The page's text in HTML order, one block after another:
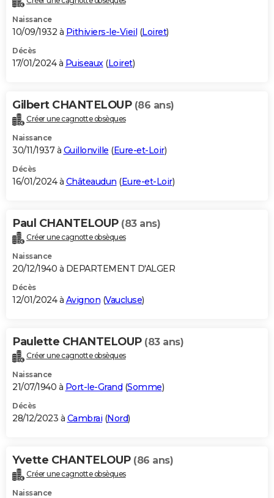
Naissance
10/09/1932 à Pithiviers-le-Vieil (Loiret)
Décès
17/01/2024 à Puiseaux(Loiret)
Gilbert CHANTELOUP (86 ans)
Créer une cagnotte obsèques
Naissance
30/11/1937 à Guillonville (Eure-et-Loir)
Décès
16/01/2024 à Châteaudun (Eure-et-Loir)
Paul CHANTELOUP (83 ans)
Créer une cagnotte obsèques
Naissance
20/12/1940 à DEPARTEMENT D'ALGER
Décès
12/01/2024 à Avignon (Vaucluse)
Paulette CHANTELOUP (83 ans)
Créer une cagnotte obsèques
Naissance
21/07/1940 à Port-le-Grand (Somme)
Décès
28/12/2023 à Cambrai (Nord)
Yvette CHANTELOUP (86 ans)
Créer une cagnotte obsèques
Naissance